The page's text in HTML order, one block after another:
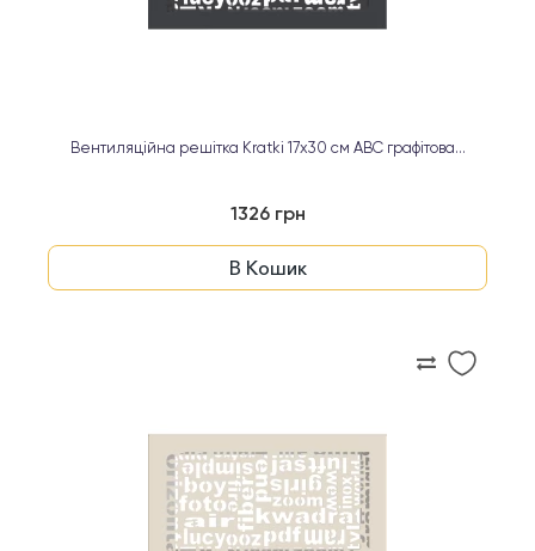
Вентиляційна решітка Kratki 17х30 см ABC графітова...
1326 грн
В Кошик